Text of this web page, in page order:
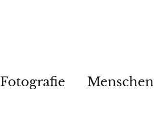
Fotografie Menschen